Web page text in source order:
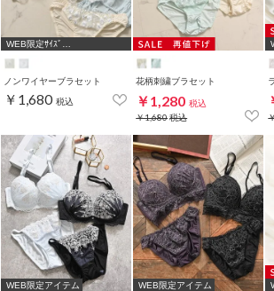
WEB限定ｻｲｽﾞ
ノンワイヤーブラセット
￥1,680 税込
花柄刺繍ブラセット
￥1,280 税込
￥1,680税込
WEB限定アイテム WEB限定アイテム